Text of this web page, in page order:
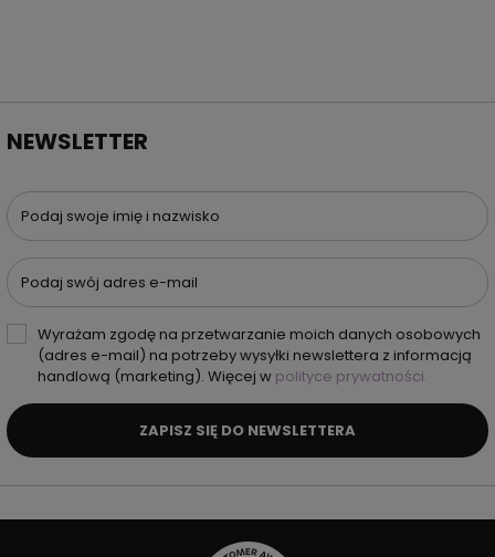
NEWSLETTER
Podaj swoje imię i nazwisko
Podaj swój adres e-mail
Wyrażam zgodę na przetwarzanie moich danych osobowych
(adres e-mail) na potrzeby wysyłki newslettera z informacją
handlową (marketing). Więcej w polityce prywatności.
ZAPISZ SIĘ DO NEWSLETTERA